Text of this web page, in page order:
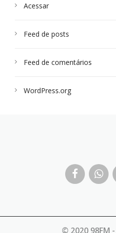
Acessar
Feed de posts
Feed de comentários
WordPress.org
© 2020 98FM